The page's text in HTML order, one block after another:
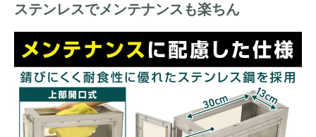
ステンレスでメンテナンスも楽ちん